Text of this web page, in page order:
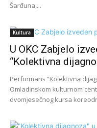
Šarđuna,...
Kultura
U OKC Zabjelo
“Kolektivna
Performans “Kolektivna
Omladinskom kulturnom
dvomjesečnog kursa